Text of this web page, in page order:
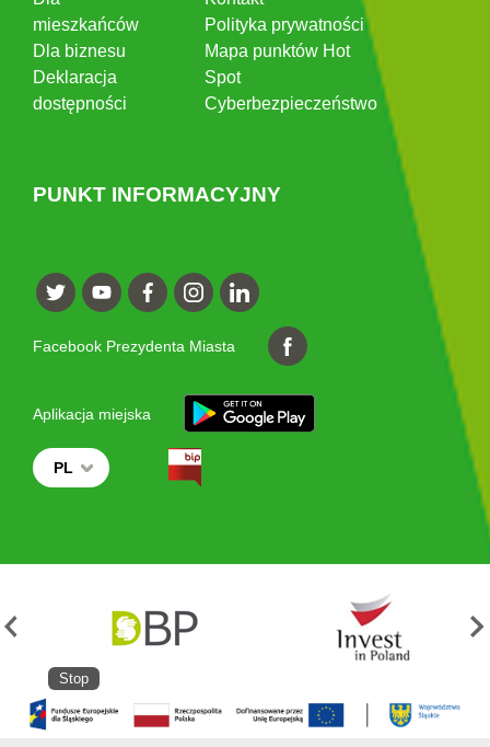
mieszkańców
Dla biznesu
Deklaracja
dostępności
Polityka prywatności
Mapa punktów Hot
Spot
Cyberbezpieczeństwo
PUNKT INFORMACYJNY
Facebook Prezydenta Miasta
Aplikacja miejska
PL
Stop